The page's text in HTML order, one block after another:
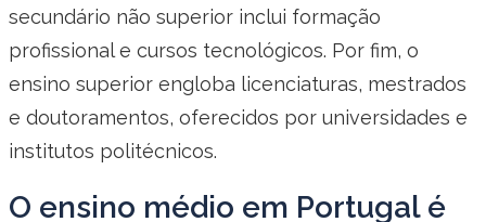
secundário não superior inclui formação
profissional e cursos tecnológicos. Por fim, o
ensino superior engloba licenciaturas, mestrados
e doutoramentos, oferecidos por universidades e
institutos politécnicos.
O ensino médio em Portugal é